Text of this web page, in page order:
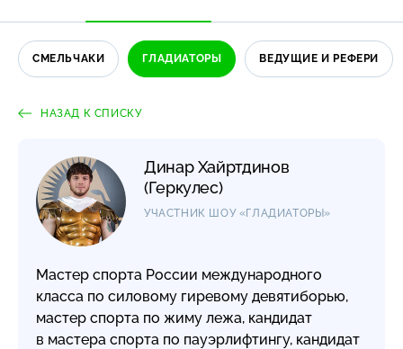
СМЕЛЬЧАКИ ГЛАДИАТОРЫ ВЕДУЩИЕ И РЕФЕРИ
НАЗАД К СПИСКУ
Динар Хайртдинов
(Геркулес)
УЧАСТНИК ШОУ «ГЛАДИАТОРЫ»
Мастер спорта России международного
класса по силовому гиревому девятиборью,
мастер спорта по жиму лежа, кандидат
в мастера спорта по пауэрлифтингу, кандидат